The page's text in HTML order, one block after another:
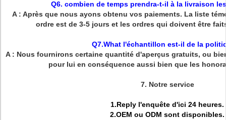
Q6. combien de temps prendra-t-il à la livraison
A : Après que nous ayons obtenu vos paiements. La liste
ordre est de 3-5 jours et les ordres qui doivent être
Q7.What l'échantillon est-il de la
A : Nous fournirons certaine quantité d'aperçus gratuits, ou
pour lui en conséquence aussi bien que les
7. Notre service
1.Reply l'enquête d'ici 24 heures.
2.OEM ou ODM sont disponibles.